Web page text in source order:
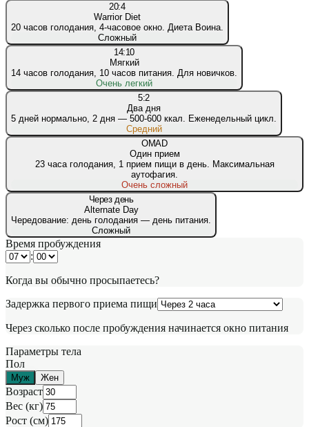
20:4
Warrior Diet
20 часов голодания, 4-часовое окно. Диета Воина.
Сложный
14:10
Мягкий
14 часов голодания, 10 часов питания. Для новичков.
Очень легкий
5:2
Два дня
5 дней нормально, 2 дня — 500-600 ккал. Еженедельный цикл.
Средний
OMAD
Один прием
23 часа голодания, 1 прием пищи в день. Максимальная
аутофагия.
Очень сложный
Через день
Alternate Day
Чередование: день голодания — день питания.
Сложный
Время пробуждения
:
Когда вы обычно просыпаетесь?
Задержка первого приема пищи
Через сколько после пробуждения начинается окно питания
Параметры тела
Пол
Муж Жен
Возраст
Вес (кг)
Рост (см)